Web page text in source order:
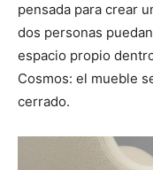
pensada para crear
dos personas
espacio propio
Cosmos: el mueble
cerrado.